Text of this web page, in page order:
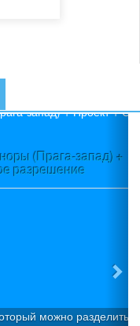
запад) +
разделить на 3